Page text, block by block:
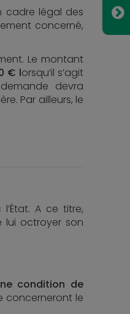
cadre légal des
concerné,
Le montant
€ lorsqu’il s’agit
devra
Par ailleurs, le
A ce titre,
lui octroyer son
condition de
concerneront le